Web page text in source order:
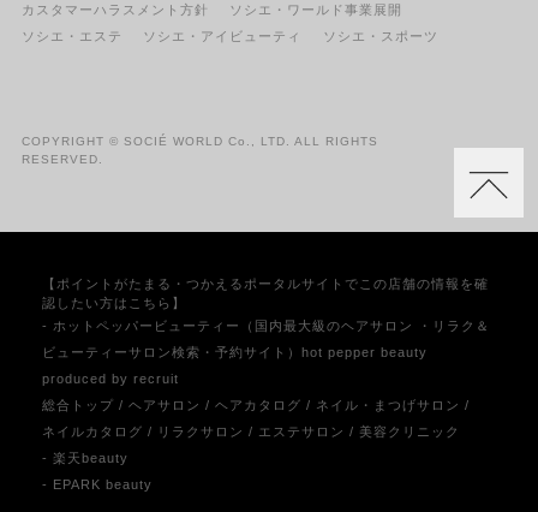
カスタマーハラスメント方針
ソシエ・ワールド事業展開
ソシエ・エステ
ソシエ・アイビューティ ソシエ・スポーツ
COPYRIGHT © SOCIÉ WORLD Co., LTD. ALL RIGHTS
RESERVED.
【ポイントがたまる・つかえるポータルサイトでこの店舗の情報を確
認したい方はこちら】
- ホットペッパービューティー（国内最大級のヘアサロン ・リラク＆
ビューティーサロン検索・予約サイト）hot pepper beauty
produced by recruit
総合トップ / ヘアサロン / ヘアカタログ / ネイル・まつげサロン /
ネイルカタログ / リラクサロン / エステサロン / 美容クリニック
- 楽天beauty
- EPARK beauty